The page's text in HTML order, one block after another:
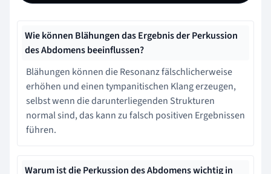
Wie können Blähungen das Ergebnis der Perkussion
des Abdomens beeinflussen?
Blähungen können die Resonanz fälschlicherweise
erhöhen und einen tympanitischen Klang erzeugen,
selbst wenn die darunterliegenden Strukturen
normal sind, das kann zu falsch positiven Ergebnissen
führen.
Warum ist die Perkussion des Abdomens wichtig in